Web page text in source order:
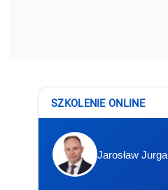
SZKOLENIE ONLINE
Jarosław Jurga